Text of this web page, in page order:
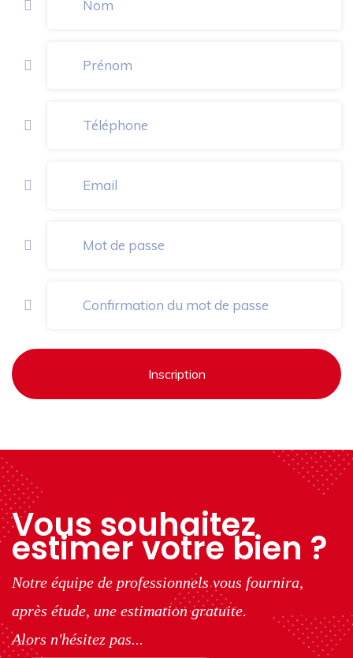
Inscription
Vous souhaitez
estimer votre bien ?
Notre équipe de professionnels vous fournira,
après étude, une estimation gratuite.
Alors n'hésitez pas...